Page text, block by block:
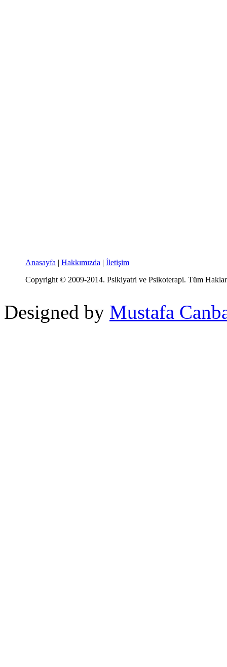
Anasayfa | Hakkımızda | İletişim
Copyright © 2009-2014. Psikiyatri ve Psikoterapi. Tüm Hakları
Designed by Mustafa